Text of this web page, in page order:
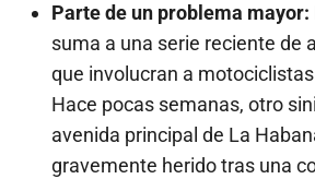
Parte de un problema mayor:
suma a una serie reciente de
que involucran a
Hace pocas semanas, otro
avenida principal de La
gravemente herido tras una